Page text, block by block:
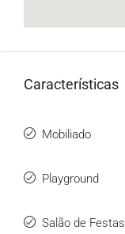
Características
Mobiliado
Playground
Salão de Festas